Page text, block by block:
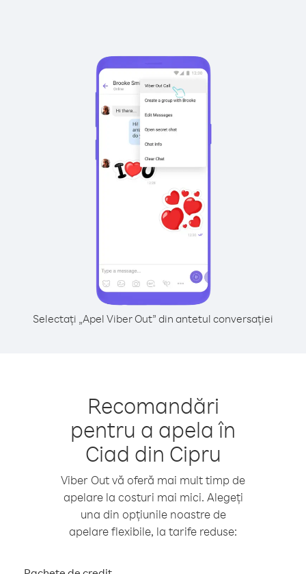
Selectați „Apel Viber Out” din antetul conversației
Recomandări
pentru a apela în
Ciad din Cipru
Viber Out vă oferă mai mult timp de
apelare la costuri mai mici. Alegeți
una din opțiunile noastre de
apelare flexibile, la tarife reduse: